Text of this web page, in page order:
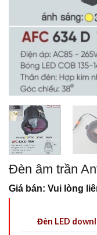
Đèn âm trần
Giá bán: Vui lòng
Đèn LED